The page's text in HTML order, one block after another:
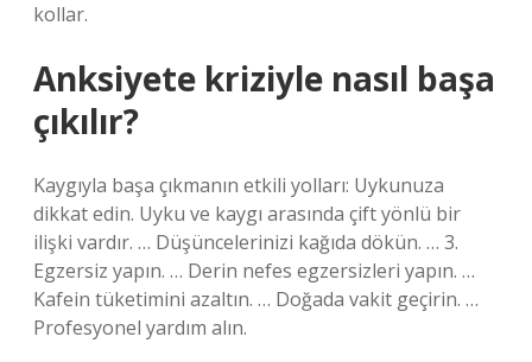
kollar.
Anksiyete kriziyle nasıl başa
çıkılır?
Kaygıyla başa çıkmanın etkili yolları: Uykunuza
dikkat edin. Uyku ve kaygı arasında çift yönlü bir
ilişki vardır. … Düşüncelerinizi kağıda dökün. … 3.
Egzersiz yapın. … Derin nefes egzersizleri yapın. …
Kafein tüketimini azaltın. … Doğada vakit geçirin. …
Profesyonel yardım alın.